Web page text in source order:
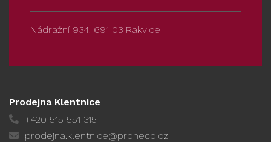
Nádražní 934, 691 03 Rakvice
Prodejna Klentnice
+420 515 551 315
prodejna.klentnice@proneco.cz